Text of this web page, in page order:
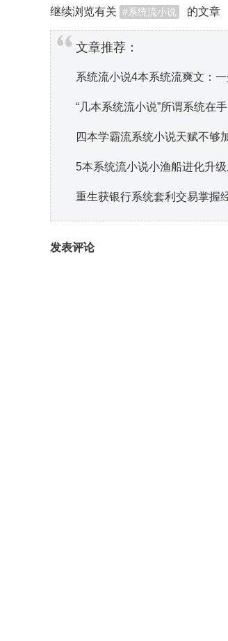
继续浏览有关 系统流小说 的文章
文章推荐：
系统流小说4本系统流爽文：
“几本系统流小说”所谓系统在
四本学霸流系统小说天赋不够
5本系统流小说小渔船进化升
重生获银行系统套利交易掌握
发表评论